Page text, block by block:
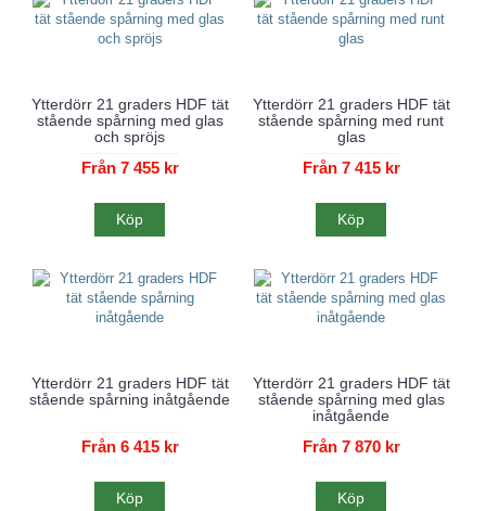
Ytterdörr 21 graders HDF tät
stående spårning med glas
och spröjs
Från 7 455 kr
Köp
Ytterdörr 21 graders HDF tät
stående spårning med runt
glas
Från 7 415 kr
Köp
Ytterdörr 21 graders HDF tät
stående spårning inåtgående
Från 6 415 kr
Köp
Ytterdörr 21 graders HDF tät
stående spårning med glas
inåtgående
Från 7 870 kr
Köp